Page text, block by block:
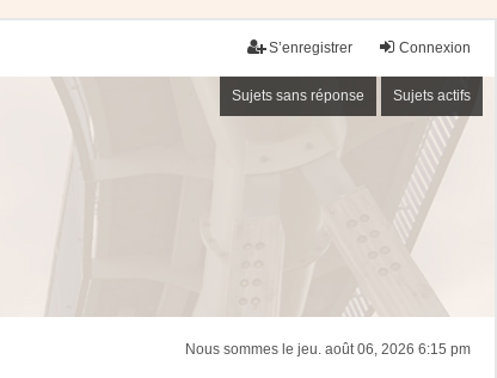
Connexion
S’enregistrer
Sujets sans réponse Sujets actifs
Nous sommes le jeu. août 06, 2026 6:15 pm